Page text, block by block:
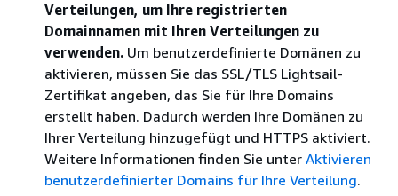
Verteilungen, um Ihre registrierten
Domainnamen mit Ihren Verteilungen zu
verwenden. Um benutzerdefinierte Domänen zu
aktivieren, müssen Sie das SSL/TLS Lightsail-
Zertifikat angeben, das Sie für Ihre Domains
erstellt haben. Dadurch werden Ihre Domänen zu
Ihrer Verteilung hinzugefügt und HTTPS aktiviert.
Weitere Informationen finden Sie unter Aktivieren
benutzerdefinierter Domains für Ihre Verteilung.